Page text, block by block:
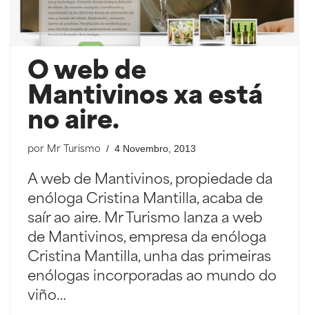
O web de
Mantivinos xa está
no aire.
por Mr Turismo 4 Novembro, 2013
A web de Mantivinos, propiedade da
enóloga Cristina Mantilla, acaba de
saír ao aire. Mr Turismo lanza a web
de Mantivinos, empresa da enóloga
Cristina Mantilla, unha das primeiras
enólogas incorporadas ao mundo do
viño…